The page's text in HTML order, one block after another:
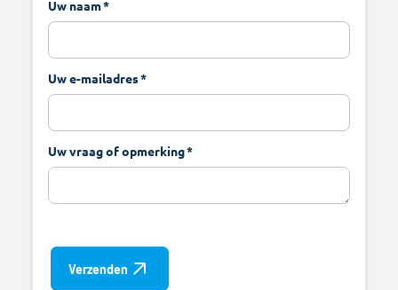
Uw naam
Uw e-mailadres
Uw vraag of opmerking
Verzenden